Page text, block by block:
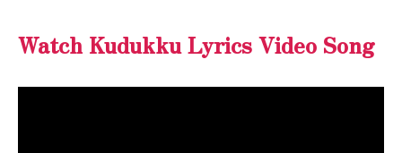
Watch Kudukku Lyrics Video Song